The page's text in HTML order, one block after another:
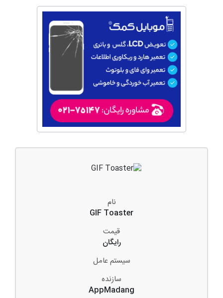
نام
GIF Toaster
قیمت
رایگان
سیستم عامل
سازنده
AppMadang